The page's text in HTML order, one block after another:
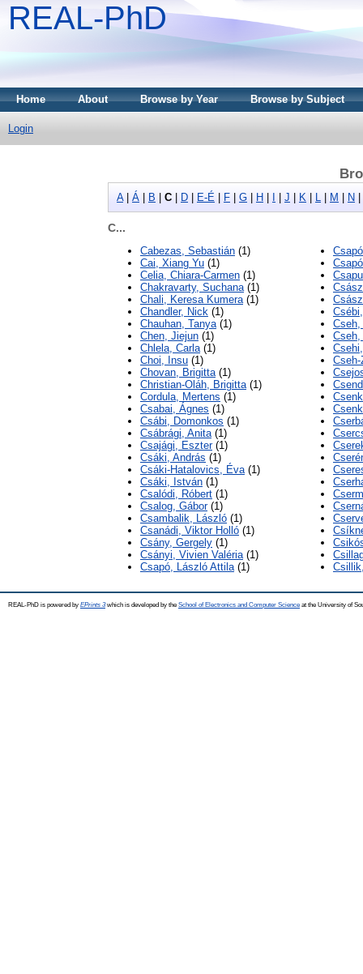
REAL-PhD
Home About Browse by Year Browse by Subject
Login
A| Á B C D E-É F G H J K M N
C...
Cabezas, Sebastián (1)
Cai, Xiang Yu (1)
Celia, Chiara-Carmen (1)
Chakravarty, Suchana(1)
Chali, Keresa Kumera(1)
Chandler, Nick (1)
Chauhan, Tanya(1)
Chen, Jiejun (1)
Chlela, Carla(1)
Choi, Insu (1)
Chovan, Brigitta(1)
Christian-Oláh, Brigitta(1)
Cordula, Mertens (1)
Csabai, Ágnes (1)
Csábi, Domonkos (1)
Csábrági, Anita(1)
Csajági, Eszter(1)
Csáki, András (1)
Csáki-Hatalovics, Éva(1)
Csáki, István (1)
Csalódi, Róbert (1)
Csalog, Gábor(1)
Csambalik, László (1)
Csanádi, Viktor Holló (1)
Csány, Gergely (1)
Csányi, Vivien Valéria(1)
Csapó, László Attila(1)
Cseh,
Cseh,
REAL-PhD is powered by EPrints 3which is developed by the School of Electronics and Computer Science at the University of